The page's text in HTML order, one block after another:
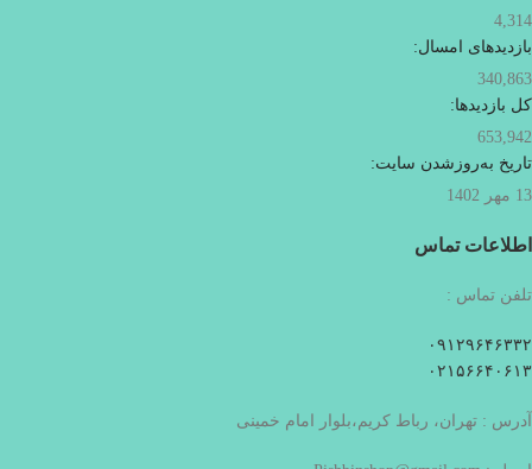
4,314
بازدیدهای امسال:
340,863
کل بازدیدها:
653,942
تاریخ به‌روزشدن سایت:
13 مهر 1402
اطلاعات تماس
تلفن تماس :
۰۹۱۲۹۶۴۶۳۳۲
۰۲۱۵۶۶۴۰۶۱۳
آدرس : تهران، رباط کریم،بلوار امام خمینی